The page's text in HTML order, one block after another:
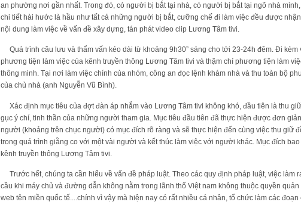
an phường nơi gần nhất. Trong đó, có người bị bắt tại nhà, có người bị bắt tại ngõ nhà
chi tiết hài hước là hầu như tất cả những người bị bắt, cưỡng chế đi làm việc đều được
nội dung làm việc về vấn đề xây dựng, tán phát video clip Lương Tâm tivi.
Quá trình câu lưu và thẩm vấn kéo dài từ khoảng 9h30” sáng cho tới 23-24h đêm. Đi
phương tiện làm việc của kênh truyền thông Lương Tâm tivi và thậm chí phương tiện làm
thông minh. Tại nơi làm việc chính của nhóm, công an đọc lệnh khám nhà và thu toàn bộ
của chủ nhà (anh Nguyễn Vũ Bình).
Xác định mục tiêu của đợt đàn áp nhắm vào Lương Tâm tivi không khó, đầu tiên là thu
gục ý chí, tinh thần của những người tham gia. Mục tiêu đầu tiên đã thực hiện được đơn
người (khoảng trên chục người) có mục đích rõ ràng và sẽ thực hiện đến cùng việc thu giữ
trong quá trình giằng co với một vài người và kết thúc làm việc với người khác. Mục đích
kênh truyền thông Lương Tâm tivi.
Trước hết, chúng ta cần hiểu về vấn đề pháp luật. Theo các quy định pháp luật, việc làm
cầu khi máy chủ và đường dẫn không nằm trong lãnh thổ Việt nam không thuộc quyền
web tên miền quốc tế....chính vì vậy mà hiện nay có rất nhiều cá nhân, tổ chức làm các